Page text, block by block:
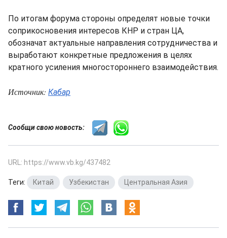
По итогам форума стороны определят новые точки
соприкосновения интересов КНР и стран ЦА,
обозначат актуальные направления сотрудничества и
выработают конкретные предложения в целях
кратного усиления многостороннего взаимодействия.
Источник: Кабар
Сообщи свою новость:
URL: https://www.vb.kg/437482
Теги: Китай Узбекистан Центральная Азия